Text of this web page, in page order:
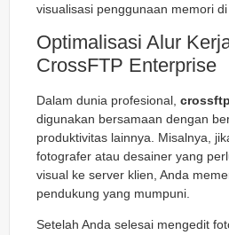
visualisasi penggunaan memori
Optimalisasi Alur
CrossFTP Enterprise
Dalam dunia profesional,
digunakan bersamaan dengan
produktivitas lainnya. Misalnya,
fotografer atau desainer yang
visual ke server klien, Anda
pendukung yang mumpuni.
Setelah Anda selesai mengedit